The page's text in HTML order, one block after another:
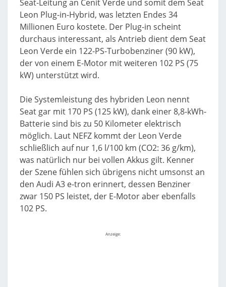
Seat-Leitung an Cenit Verde und somit dem Seat
Leon Plug-in-Hybrid, was letzten Endes 34
Millionen Euro kostete. Der Plug-in scheint
durchaus interessant, als Antrieb dient dem Seat
Leon Verde ein 122-PS-Turbobenziner (90 kW),
der von einem E-Motor mit weiteren 102 PS (75
kW) unterstützt wird.
Die Systemleistung des hybriden Leon nennt
Seat gar mit 170 PS (125 kW), dank einer 8,8-kWh-
Batterie sind bis zu 50 Kilometer elektrisch
möglich. Laut NEFZ kommt der Leon Verde
schließlich auf nur 1,6 l/100 km (CO2: 36 g/km),
was natürlich nur bei vollen Akkus gilt. Kenner
der Szene fühlen sich übrigens nicht umsonst an
den Audi A3 e-tron erinnert, dessen Benziner
zwar 150 PS leistet, der E-Motor aber ebenfalls
102 PS.
Anzeige: